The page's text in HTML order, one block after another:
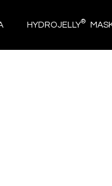
HYDROJELLY®